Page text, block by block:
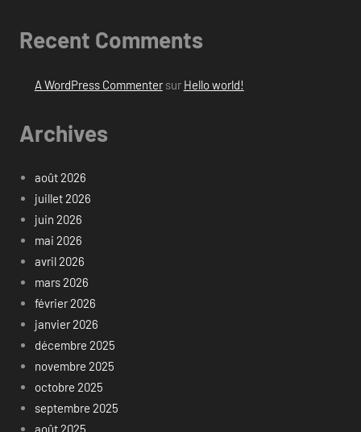
Recent Comments
A WordPress Commentersur Hello world!
Archives
août 2026
juillet 2026
juin 2026
mai 2026
avril 2026
mars 2026
février 2026
janvier 2026
décembre 2025
novembre 2025
octobre 2025
septembre 2025
août 2025